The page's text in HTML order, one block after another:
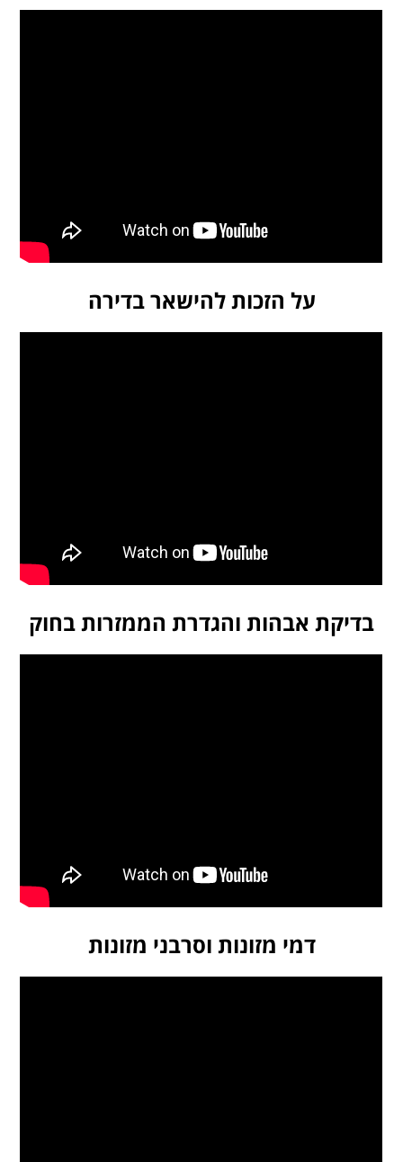
על הזכות להישאר בדירה
בדיקת אבהות והגדרת הממזרות בחוק
דמי מזונות וסרבני מזונות